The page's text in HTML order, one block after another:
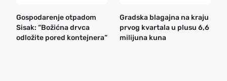
Gospodarenje otpadom
Sisak: “Božićna drvca
odložite pored kontejnera”
Gradska blagajna na kraju
prvog kvartala u plusu 6,6
milijuna kuna